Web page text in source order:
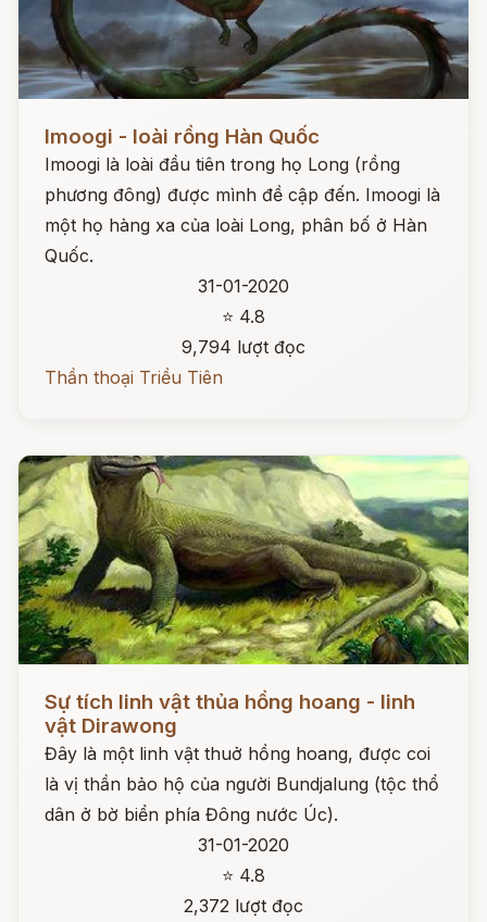
Imoogi - loài rồng Hàn Quốc
Imoogi là loài đầu tiên trong họ Long (rồng
phương đông) được mình đề cập đến. Imoogi là
một họ hàng xa của loài Long, phân bố ở Hàn
Quốc.
31-01-2020
⭐ 4.8
9,794 lượt đọc
Thần thoại Triều Tiên
Sự tích linh vật thủa hồng hoang - linh
vật Dirawong
Đây là một linh vật thuở hồng hoang, được coi
là vị thần bảo hộ của người Bundjalung (tộc thổ
dân ở bờ biển phía Đông nước Úc).
31-01-2020
⭐ 4.8
2,372 lượt đọc